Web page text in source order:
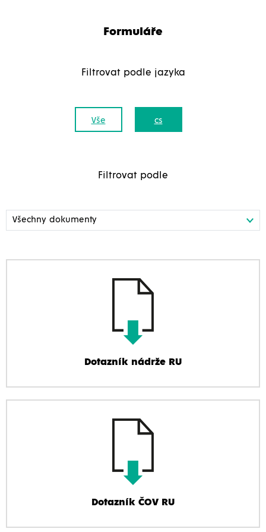
Formuláře
Filtrovat podle jazyka
Vše cs
Filtrovat podle
Dotazník nádrže RU
Dotazník ČOV RU